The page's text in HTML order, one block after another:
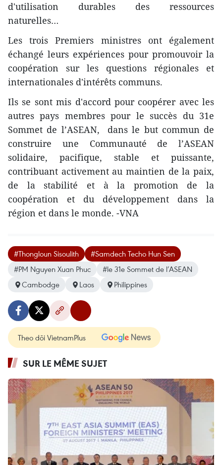
d'utilisation durables des ressources
naturelles…
Les trois Premiers ministres ont également
échangé leurs expériences pour promouvoir la
coopération sur les questions régionales et
internationales d'intérêts communs.
Ils se sont mis d'accord pour coopérer avec les
autres pays membres pour le succès du 31e
Sommet de l’ASEAN, dans le but commun de
construire une Communauté de l’ASEAN
solidaire, pacifique, stable et puissante,
contribuant activement au maintien de la paix,
de la stabilité et à la promotion de la
coopération et du développement dans la
région et dans le monde. -VNA
#Thongloun Sisoulith
#Samdech Techo Hun Sen
#PM Nguyen Xuan Phuc
#le 31e Sommet de l’ASEAN
Cambodge
Laos Philippines
Theo dõi VietnamPlus
SUR LE MÊME SUJET